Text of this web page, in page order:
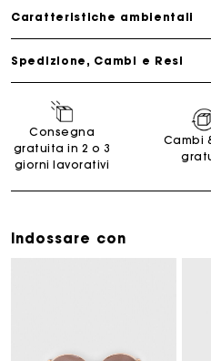
Caratteristiche ambientali
Spedizione, Cambi e Resi
Consegna
gratuita in 2 o 3
giorni lavorativi
Cambi
Indossare con